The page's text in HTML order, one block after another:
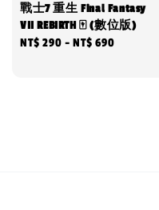
戰士7 重生 Final Fantasy
VII REBIRTH 🀄 (數位版)
Regular
NT$ 290 -NT$ 690